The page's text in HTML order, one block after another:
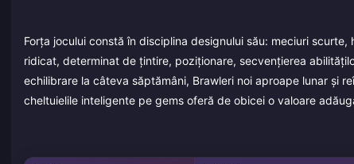
Forța jocului constă în disciplina designului său: meciuri
ridicat, determinat de țintire, poziționare, secvențierea
echilibrare la câteva săptămâni, Brawleri noi aproape lunar și
cheltuielile inteligente pe gems oferă de obicei o valoare